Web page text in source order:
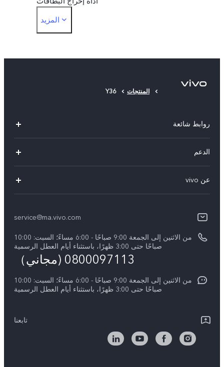
حافظة الهاتف
المزيد
المنتجات Y36
روابط شائعة
Y31d
V70 FE
Y04
الدعم
مركز الخدمة
Funtouch OS
مصادقة IMEI
توجيهات بشأن ضمان vivo
بيان الخصوصية بشأن خدمة العملاء
عن vivo
الأخبار
الإشعارات القانونية
الاستدامة
service@ma.vivo.com
من الاثنين إلى الجمعة 9:00 صباحًا - 6:00 مساءً؛ السبت: 10:00
صباحًا حتى 3:00 ظهرًا، باستثناء أيام العطل الرسمية
0800097113 (مجاني）
من الاثنين إلى الجمعة 9:00 صباحًا - 6:00 مساءً؛ السبت: 10:00
صباحًا حتى 3:00 ظهرًا، باستثناء أيام العطل الرسمية
تابعنا